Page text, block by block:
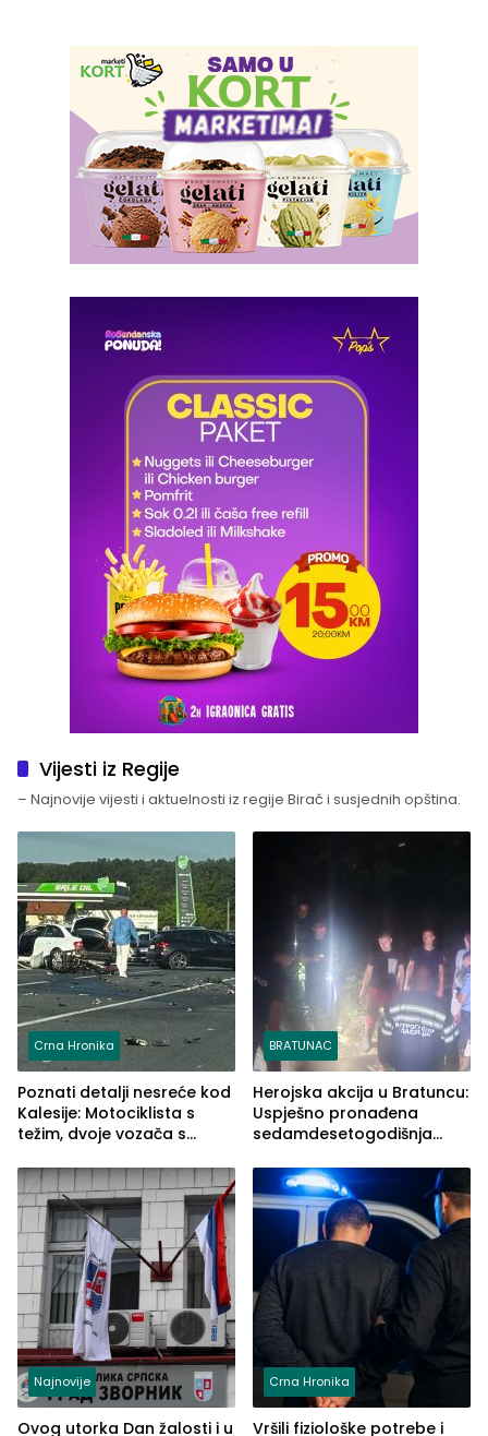
Vijesti iz Regije
– Najnovije vijesti i aktuelnosti iz regije Birač i susjednih opština.
Crna Hronika
Poznati detalji nesreće kod
Kalesije: Motociklista s
težim, dvoje vozača s
BRATUNAC
Herojska akcija u Bratuncu:
Uspješno pronađena
sedamdesetogodišnja
Kravice.
Najnovije
Ovog utorka Dan žalosti i u
Crna Hronika
Vršili fiziološke potrebe i